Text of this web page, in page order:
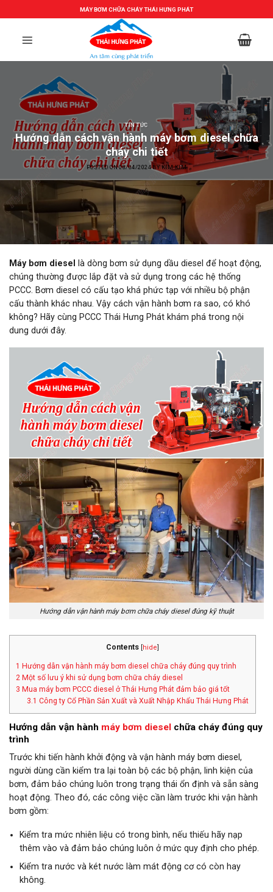
to
MÁY BƠM CHỮA CHÁY THÁI HƯNG PHÁT
TIN TỨC
Hướng dẫn cách vận hành máy bơm diesel chữa
cháy chi tiết
POSTED ON08/04/2024BYKIM KIM
Máy bơm diesel
là dòng bơm sử dụng dầu diesel để hoạt động,
chúng thường được lắp đặt và sử dụng trong các hệ thống
PCCC. Bơm diesel có cấu tạo khá phức tạp với nhiều bộ phận
cấu thành khác nhau. Vậy cách vận hành bơm ra sao, có khó
không? Hãy cùng PCCC Thái Hưng Phát khám phá trong nội
dung dưới đây.
Hướng dẫn vận hành máy bơm chữa cháy diesel đúng kỹ thuật
Contents hide
1 Hướng dẫn vận hành máy bơm diesel chữa cháy đúng quy trình
2 Một số lưu ý khi sử dụng bơm chữa cháy diesel
3 Mua máy bơm PCCC diesel ở Thái Hưng Phát đảm bảo giá tốt
3.1 Công ty Cổ Phần Sản Xuất và Xuất Nhập Khẩu Thái Hưng Phát
Hướng dẫn vận hành máy bơm diesel chữa cháy đúng quy
trình
Trước khi tiến hành khởi động và vận hành máy bơm diesel,
người dùng cần kiểm tra lại toàn bộ các bộ phận, linh kiện của
bơm, đảm bảo chúng luôn trong trạng thái ổn định và sẵn sàng
hoạt động. Theo đó, các công việc cần làm trước khi vận hành
bơm gồm:
Kiểm tra mức nhiên liệu có trong bình, nếu thiếu hãy nạp
thêm vào và đảm bảo chúng luôn ở mức quy định cho phép.
Kiểm tra nước và két nước làm mát động cơ có còn hay
không.